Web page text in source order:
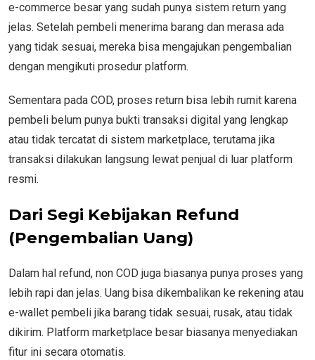
e-commerce besar yang sudah punya sistem return yang
jelas. Setelah pembeli menerima barang dan merasa ada
yang tidak sesuai, mereka bisa mengajukan pengembalian
dengan mengikuti prosedur platform.
Sementara pada COD, proses return bisa lebih rumit karena
pembeli belum punya bukti transaksi digital yang lengkap
atau tidak tercatat di sistem marketplace, terutama jika
transaksi dilakukan langsung lewat penjual di luar platform
resmi.
Dari Segi Kebijakan Refund
(Pengembalian Uang)
Dalam hal refund, non COD juga biasanya punya proses yang
lebih rapi dan jelas. Uang bisa dikembalikan ke rekening atau
e-wallet pembeli jika barang tidak sesuai, rusak, atau tidak
dikirim. Platform marketplace besar biasanya menyediakan
fitur ini secara otomatis.